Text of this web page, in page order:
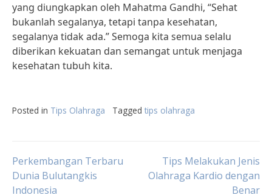
yang diungkapkan oleh Mahatma Gandhi, “Sehat
bukanlah segalanya, tetapi tanpa kesehatan,
segalanya tidak ada.” Semoga kita semua selalu
diberikan kekuatan dan semangat untuk menjaga
kesehatan tubuh kita.
Posted in Tips Olahraga Tagged tips olahraga
Post
Perkembangan Terbaru
Dunia Bulutangkis
Indonesia
Tips Melakukan Jenis
Olahraga Kardio dengan
Benar